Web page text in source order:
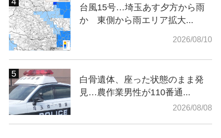
台風15号…埼玉あす夕方から雨
か 東側から雨エリア拡大...
2026/08/10
白骨遺体、座った状態のまま発
見…農作業男性が110番通...
2026/08/08